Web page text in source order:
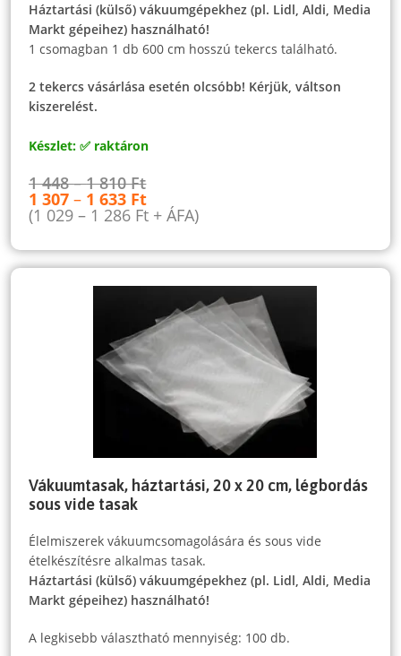
Háztartási (külső) vákuumgépekhez (pl. Lidl, Aldi, Media
Markt gépeihez) használható!
1 csomagban 1 db 600 cm hosszú tekercs található.
2 tekercs vásárlása esetén olcsóbb! Kérjük, váltson
kiszerelést.
Készlet: ✅ raktáron
1 448–1 810Ft
1 307– 1 633 Ft
(1 029– 1 286 Ft + ÁFA)
Vákuumtasak, háztartási, 20 x 20 cm, légbordás
sous vide tasak
Élelmiszerek vákuumcsomagolására és sous vide
ételkészítésre alkalmas tasak.
Háztartási (külső) vákuumgépekhez (pl. Lidl, Aldi, Media
Markt gépeihez) használható!
A legkisebb választható mennyiség: 100 db.